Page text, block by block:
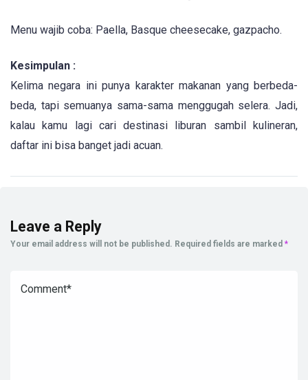
Menu wajib coba: Paella, Basque cheesecake, gazpacho.
Kesimpulan :
Kelima negara ini punya karakter makanan yang berbeda-
beda, tapi semuanya sama-sama menggugah selera. Jadi,
kalau kamu lagi cari destinasi liburan sambil kulineran,
daftar ini bisa banget jadi acuan.
Leave a Reply
Your email address will not be published. Required fields are marked *